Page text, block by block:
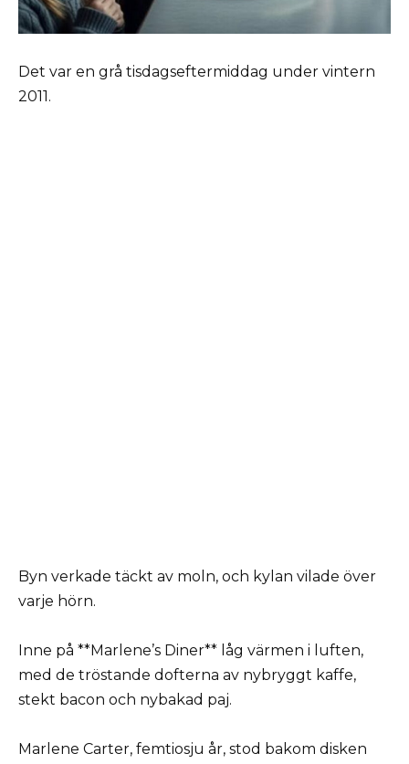
Det var en grå tisdagseftermiddag under vintern
2011.
Byn verkade täckt av moln, och kylan vilade över
varje hörn.
Inne på **Marlene’s Diner** låg värmen i luften,
med de tröstande dofterna av nybryggt kaffe,
stekt bacon och nybakad paj.
Marlene Carter, femtiosju år, stod bakom disken